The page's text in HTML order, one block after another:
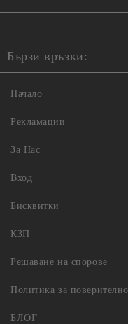
Бързи връзки:
Начало
Рекламации
За Нас
Вход
Бисквитки
КЗП
Решаване на спорове
Политика за
БЛОГ